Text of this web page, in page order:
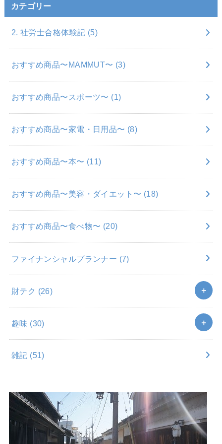
カテゴリー
2. 社労士合格体験記 (5)
おすすめ商品〜MAMMUT〜 (3)
おすすめ商品〜スポーツ〜 (1)
おすすめ商品〜家電・日用品〜 (8)
おすすめ商品〜本〜 (11)
おすすめ商品〜美容・ダイエット〜 (18)
おすすめ商品〜食べ物〜 (20)
ファイナンシャルプランナー (7)
財テク (26)
趣味 (30)
雑記 (51)